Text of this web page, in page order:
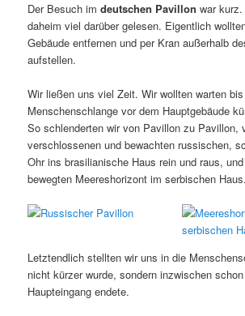
Der Besuch imdeutschen Pavillon war
daheim viel darüber gelesen. Eigentlich
Gebäude entfernen und per Kran außerhalb
aufstellen.
Wir ließen uns viel Zeit. Wir wollten warten
Menschenschlange vor dem Hauptgebäude
So schlenderten wir von Pavillon zu Pavillon,
verschlossenen und bewachten russischen,
Ohr ins brasilianische Haus rein und raus,
bewegten Meereshorizont im serbischen Haus.
Letztendlich stellten wir uns in die
nicht kürzer wurde, sondern inzwischen
Haupteingang endete.